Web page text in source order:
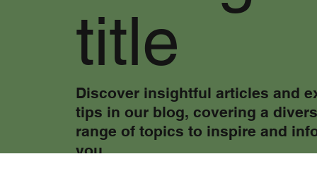
title
Discover insightful articles and
tips in our blog, covering a
range of topics to inspire and
you.